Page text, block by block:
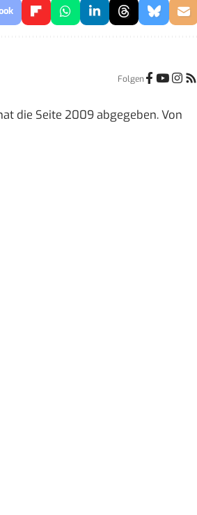
Folgen
die Seite 2009 abgegeben. Von